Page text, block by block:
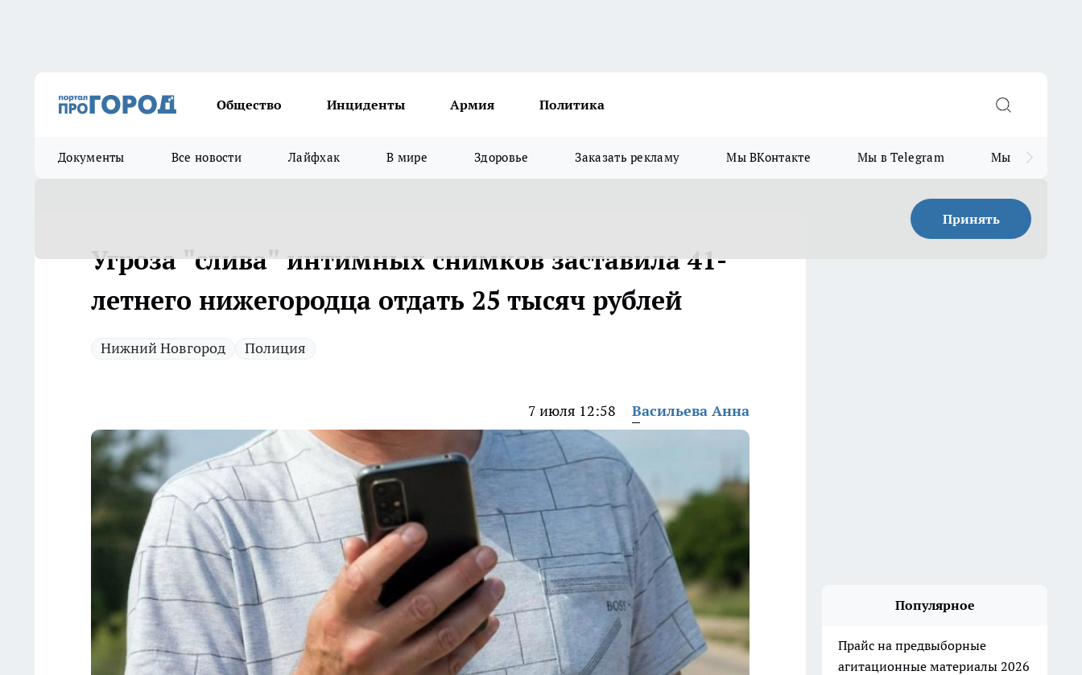
Общество Инциденты Армия Политика
Документы Все новости Лайфхак В мире Здоровье Заказать рекламу Мы ВКонтакте Мы в Telegram Мы в MAX
Принять
Угроза "слива" интимных снимков заставила 41-
летнего нижегородца отдать 25 тысяч рублей
Нижний Новгород Полиция
7 июля 12:58 Васильева Анна
Популярное
Прайс на предвыборные
агитационные материалы 2026